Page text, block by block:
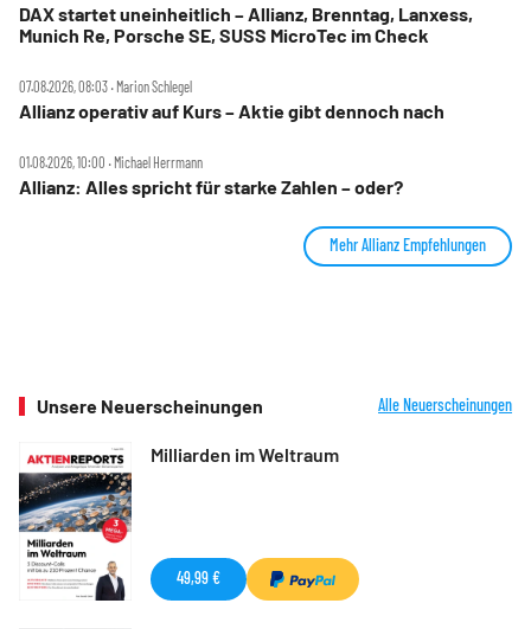
DAX startet uneinheitlich – Allianz, Brenntag, Lanxess,
Munich Re, Porsche SE, SUSS MicroTec im Check
07.08.2026, 08:03 ‧ Marion Schlegel
Allianz operativ auf Kurs – Aktie gibt dennoch nach
01.08.2026, 10:00 ‧ Michael Herrmann
Allianz: Alles spricht für starke Zahlen – oder?
Mehr Allianz Empfehlungen
Unsere Neuerscheinungen Alle Neuerscheinungen
Milliarden im Weltraum
49,99 €